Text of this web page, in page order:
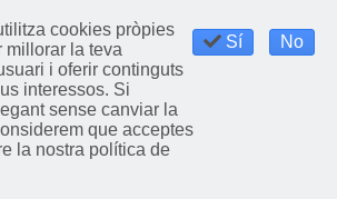
Sí No
cookies pròpies
millorar la teva
i oferir continguts
interessos. Si
sense canviar la
que acceptes
la nostra política de